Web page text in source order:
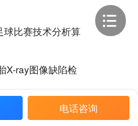
球比赛技术分析算
X-ray图像缺陷检
电话咨询